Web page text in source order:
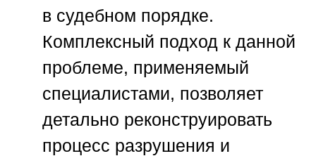
в судебном порядке.
Комплексный подход к данной
проблеме, применяемый
специалистами, позволяет
детально реконструировать
процесс разрушения и